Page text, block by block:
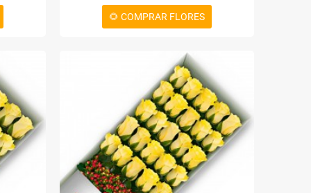
🌻 COMPRAR FLORES